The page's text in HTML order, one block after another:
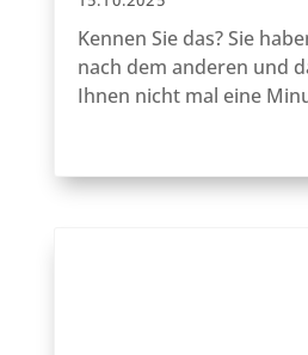
Kennen Sie das? Sie
nach dem anderen und
Ihnen nicht mal eine